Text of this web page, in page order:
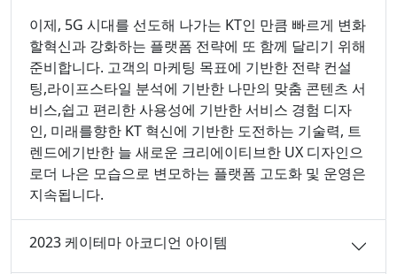
이제, 5G 시대를 선도해 나가는 KT인 만큼 빠르게 변화
할혁신과 강화하는 플랫폼 전략에 또 함께 달리기 위해
준비합니다. 고객의 마케팅 목표에 기반한 전략 컨설
팅,라이프스타일 분석에 기반한 나만의 맞춤 콘텐츠 서
비스,쉽고 편리한 사용성에 기반한 서비스 경험 디자
인, 미래를향한 KT 혁신에 기반한 도전하는 기술력, 트
렌드에기반한 늘 새로운 크리에이티브한 UX 디자인으
로더 나은 모습으로 변모하는 플랫폼 고도화 및 운영은
지속됩니다.
2023 케이테마 아코디언 아이템